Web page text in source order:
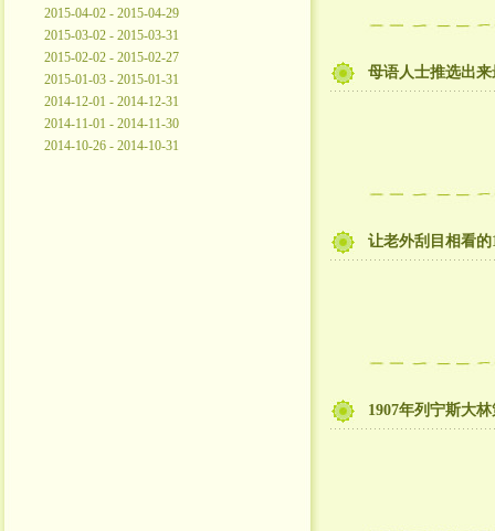
2015-04-02 - 2015-04-29
2015-03-02 - 2015-03-31
2015-02-02 - 2015-02-27
2015-01-03 - 2015-01-31
2014-12-01 - 2014-12-31
2014-11-01 - 2014-11-30
2014-10-26 - 2014-10-31
母语人士推选出
让老外刮目相看
1907年列宁斯大